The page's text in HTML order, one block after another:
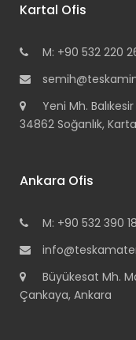
Kartal Ofis
M: +90 532 220
Yeni Mh.
34862 Soğanlık,
Ankara Ofis
M: +90 532 390
Büyükesat Mh.
Çankaya, Ankara